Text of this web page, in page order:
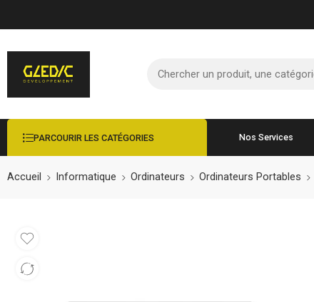
PARCOURIR LES CATÉGORIES Nos Services
Accueil Informatique Ordinateurs Ordinateurs Portables